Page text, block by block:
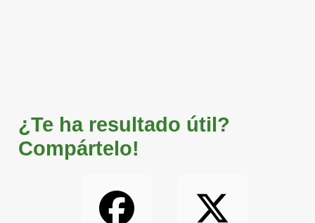
¿Te ha resultado útil?
Compártelo!